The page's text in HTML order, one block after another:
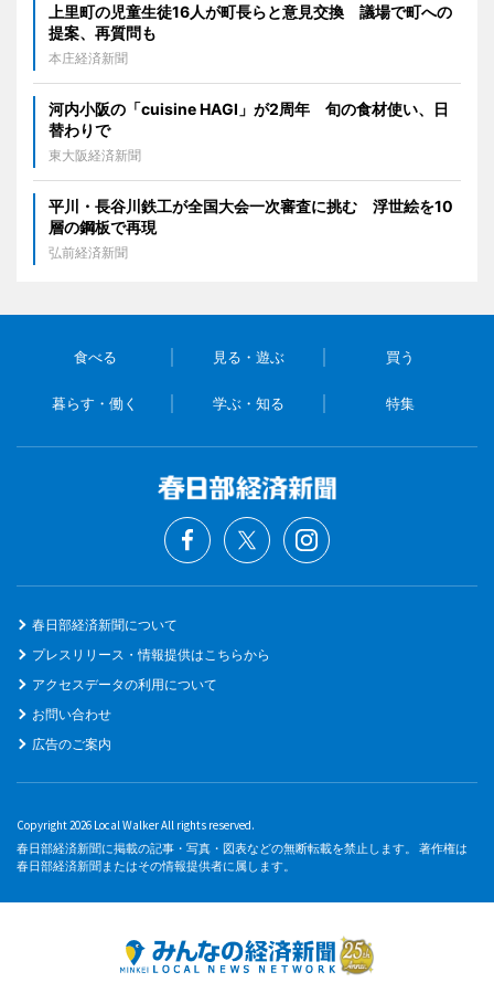
上里町の児童生徒16人が町長らと意見交換 議場で町への
提案、再質問も
本庄経済新聞
河内小阪の「cuisine HAGI」が2周年 旬の食材使い、日
替わりで
東大阪経済新聞
平川・長谷川鉄工が全国大会一次審査に挑む 浮世絵を10
層の鋼板で再現
弘前経済新聞
食べる 見る・遊ぶ 買う
暮らす・働く 学ぶ・知る 特集
春日部経済新聞について
プレスリリース・情報提供はこちらから
アクセスデータの利用について
お問い合わせ
広告のご案内
Copyright 2026 Local Walker All rights reserved.
春日部経済新聞に掲載の記事・写真・図表などの無断転載を禁止します。 著作権は
春日部経済新聞またはその情報提供者に属します。